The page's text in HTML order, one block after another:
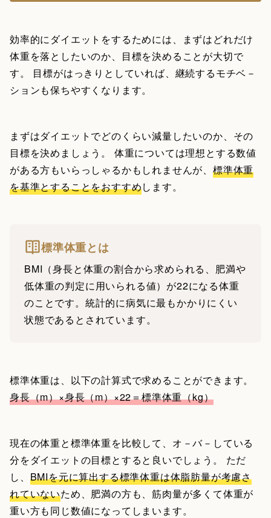
効率的にダイエットをするためには、まずはどれだけ
体重を落としたいのか、目標を決めることが大切で
す。 目標がはっきりとしていれば、継続するモチベ－
ションも保ちやすくなります。
まずはダイエットでどのくらい減量したいのか、その
目標を決めましょう。 体重については理想とする数値
がある方もいらっしゃるかもしれませんが、 標準体重
を基準とすることをおすすめします。
標準体重とは
BMI（身長と体重の割合から求められる、肥満や
低体重の判定に用いられる値）が22になる体重
のことです。統計的に病気に最もかかりにくい
状態であるとされています。
標準体重は、以下の計算式で求めることができます。
身長（m）×身長（m）×22＝標準体重（kg）
現在の体重と標準体重を比較して、オ－バ－している
分をダイエットの目標とすると良いでしょう。 ただ
し、 BMIを元に算出する標準体重は体脂肪量が考慮さ
れていないため、肥満の方も、筋肉量が多くて体重が
重い方も同じ数値になってしまいます。